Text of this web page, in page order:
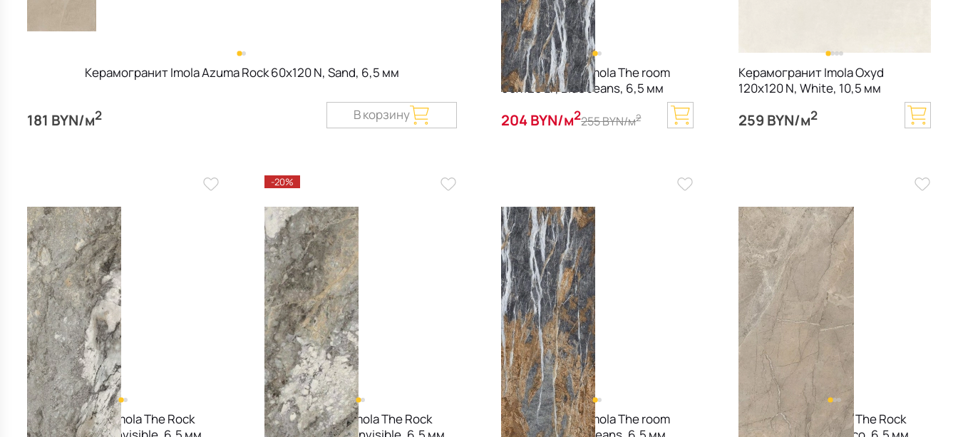
Керамогранит Imola Azuma Rock 60х120 N, Sand, 6,5 мм
181 BYN/м2 В корзину
Керамогранит Imola The room
60х120 LP, Blue Jeans, 6,5 мм
204 BYN/м2255 BYN/м2
Керамогранит Imola Oxyd
120х120 N, White, 10,5 мм
259 BYN/м2
Керамогранит Imola The Rock
-20%
Керамогранит Imola The Rock
Керамогранит Imola The room
Керамогранит Imola The Rock